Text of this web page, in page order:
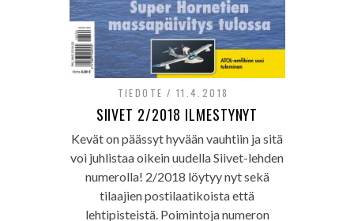
TIEDOTE 11.4.2018
SIIVET 2/2018 ILMESTYNYT
Kevät on päässyt hyvään vauhtiin ja sitä
voi juhlistaa oikein uudella Siivet-lehden
numerolla! 2/2018 löytyy nyt sekä
tilaajien postilaatikoista että
lehtipisteistä. Poimintoja numeron